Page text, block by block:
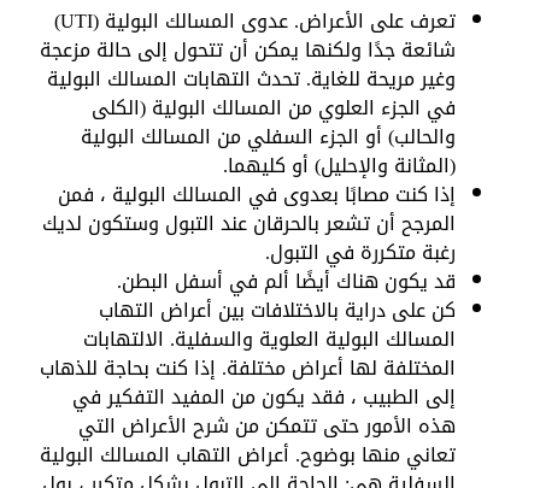
تعرف على الأعراض. عدوى المسالك البولية (UTI)
شائعة جدًا ولكنها يمكن أن تتحول إلى حالة مزعجة
وغير مريحة للغاية. تحدث التهابات المسالك البولية
في الجزء العلوي من المسالك البولية (الكلى
والحالب) أو الجزء السفلي من المسالك البولية
(المثانة والإحليل) أو كليهما.
إذا كنت مصابًا بعدوى في المسالك البولية ، فمن
المرجح أن تشعر بالحرقان عند التبول وستكون لديك
رغبة متكررة في التبول.
قد يكون هناك أيضًا ألم في أسفل البطن.
كن على دراية بالاختلافات بين أعراض التهاب
المسالك البولية العلوية والسفلية. الالتهابات
المختلفة لها أعراض مختلفة. إذا كنت بحاجة للذهاب
إلى الطبيب ، فقد يكون من المفيد التفكير في
هذه الأمور حتى تتمكن من شرح الأعراض التي
تعاني منها بوضوح. أعراض التهاب المسالك البولية